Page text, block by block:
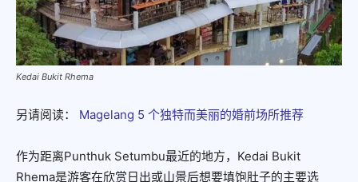
Kedai Bukit Rhema
另请阅读： Magelang 5 个独特而美丽的婚前场所推荐
作为距离Punthuk Setumbu最近的地方，Kedai Bukit
Rhema是游客在欣赏日出或山景后想要填饱肚子的主要选